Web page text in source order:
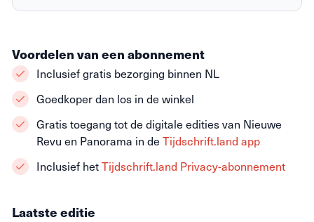
Laatste editie
Voordelen van een abonnement
Inclusief gratis bezorging binnen NL
Goedkoper dan los in de winkel
Gratis toegang tot de digitale edities van Nieuwe
Revu en Panorama in de Tijdschrift.land app
Inclusief hetTijdschrift.land Privacy-abonnement